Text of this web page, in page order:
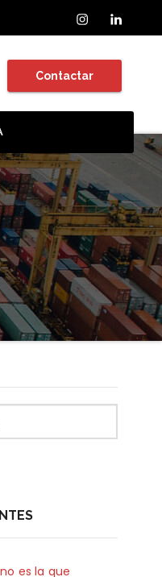
InstagramLinkedin
Contactar
es la que